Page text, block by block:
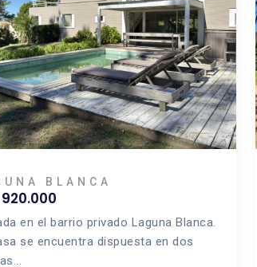
BLANCA
920.000
en el barrio privado Laguna Blanca.
se encuentra dispuesta en dos